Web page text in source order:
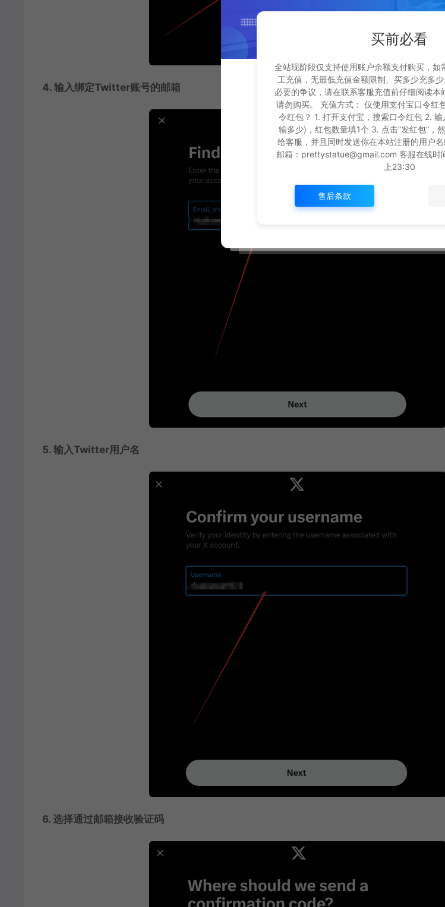
4. 输入绑定Twitter账号的邮箱
5. 输入Twitter用户名
6. 选择通过邮箱接收验证码
买前必看
全站现阶段仅支持使用账户余额支付购买，如
工充值，无最低充值金额限制、买多少充多
必要的争议，请在联系客服充值前仔细阅读本
请勿购买。 充值方式： 仅使用支付宝口令红
令红包？ 1. 打开支付宝，搜索口令红包 2.
输多少)，红包数量填1个 3. 点击“发红包”，
给客服，并且同时发送你在本站注册的用户
邮箱：prettystatue@gmail.com 客服在线时
上23:30
售后条款